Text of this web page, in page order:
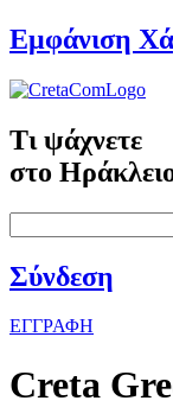
Εμφάνιση
Τι ψάχνετε
στο
Σύνδεση
ΕΓΓΡΑΦΗ
Creta